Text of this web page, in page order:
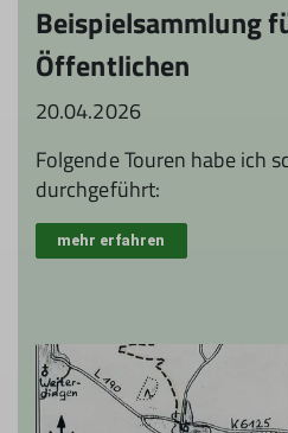
Beispielsammlung
Öffentlichen
20.04.2026
Folgende Touren habe ich
durchgeführt:
mehr erfahren